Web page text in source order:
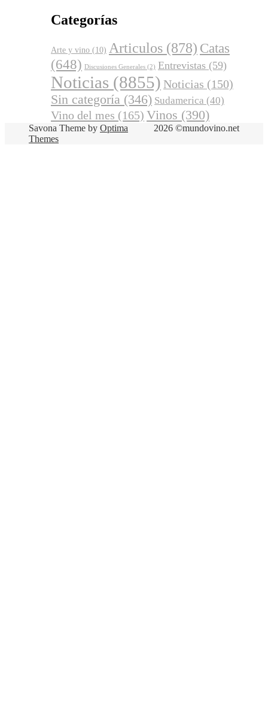
Categorías
Arte y vino (10) Articulos (878) Catas
(648) Discusiones Generales (2) Entrevistas (59)
Noticias (8855) Noticias (150)
Sin categoría (346) Sudamerica (40)
Vino del mes (165) Vinos (390)
2026 ©mundovino.net
Savona Theme by Optima
Themes